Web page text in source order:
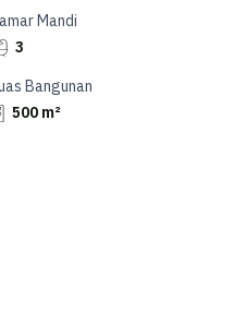
Mandi
3
Bangunan
500 m²